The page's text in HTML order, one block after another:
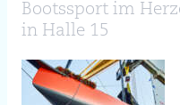
Bootssport im
in Halle 15